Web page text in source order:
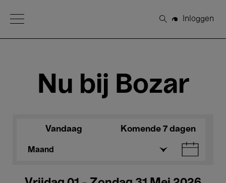
Open Menu
Zoeken
Inloggen
Nu bij Bozar
Vandaag Komende 7 dagen
Maand